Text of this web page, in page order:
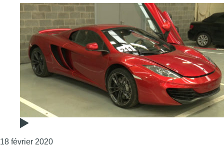
18 février 2020Consulter l'article "Une vente de véhicules